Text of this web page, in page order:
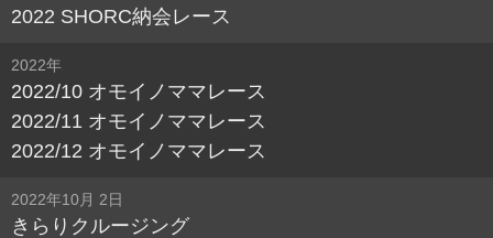
2022 SHORC納会レース
2022年
2022/10 オモイノママレース
2022/11 オモイノママレース
2022/12 オモイノママレース
2022年10月 2日
きらりクルージング